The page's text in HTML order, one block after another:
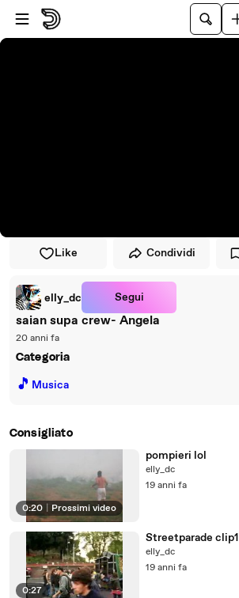
Vai al lettore
Passa al contenuto principale
Like Condividi
elly_dc Segui
saian supa crew- Angela
20 anni fa
Categoria
🎵 Musica
Consigliato
0:20 Prossimi video
pompieri lol
elly_dc
19 anni fa
0:27
Streetparade clip1
elly_dc
19 anni fa